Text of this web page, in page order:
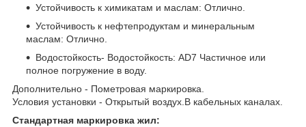
Устойчивость к химикатам и маслам: Отлично.
Устойчивость к нефтепродуктам и минеральным
маслам: Отлично.
Водостойкость- Водостойкость: AD7 Частичное или
полное погружение в воду.
Дополнительно - Пометровая маркировка.
Условия установки - Открытый воздух.В кабельных каналах.
Стандартная маркировка жил: